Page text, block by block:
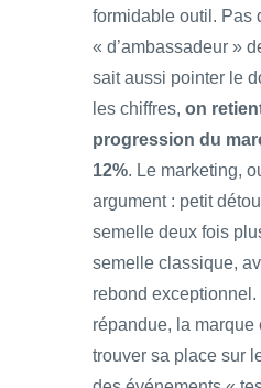
formidable outil. Pas
« d’ambassadeur »
sait aussi pointer le
les chiffres, on
progression du
12%. Le marketing,
argument : petit
semelle deux fois
semelle classique,
rebond
répandue, la marque
trouver sa place sur